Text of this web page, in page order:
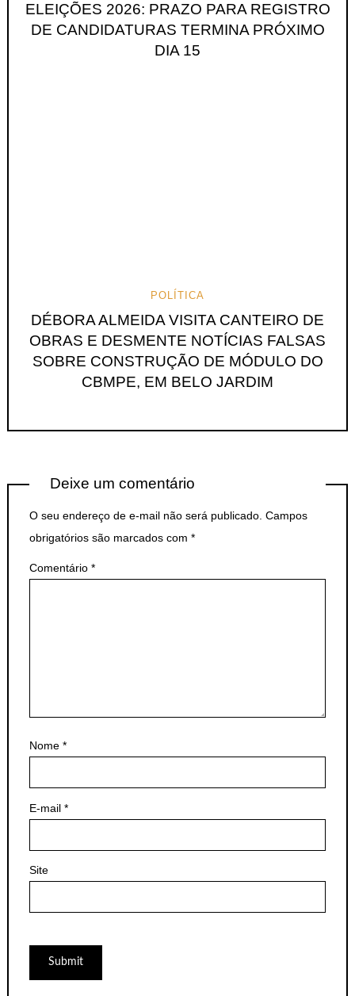
ELEIÇÕES 2026: PRAZO PARA REGISTRO
DE CANDIDATURAS TERMINA PRÓXIMO
DIA 15
POLÍTICA
DÉBORA ALMEIDA VISITA CANTEIRO DE
OBRAS E DESMENTE NOTÍCIAS FALSAS
SOBRE CONSTRUÇÃO DE MÓDULO DO
CBMPE, EM BELO JARDIM
Deixe um comentário
O seu endereço de e-mail não será publicado. Campos
obrigatórios são marcados com *
Comentário *
Nome *
E-mail *
Site